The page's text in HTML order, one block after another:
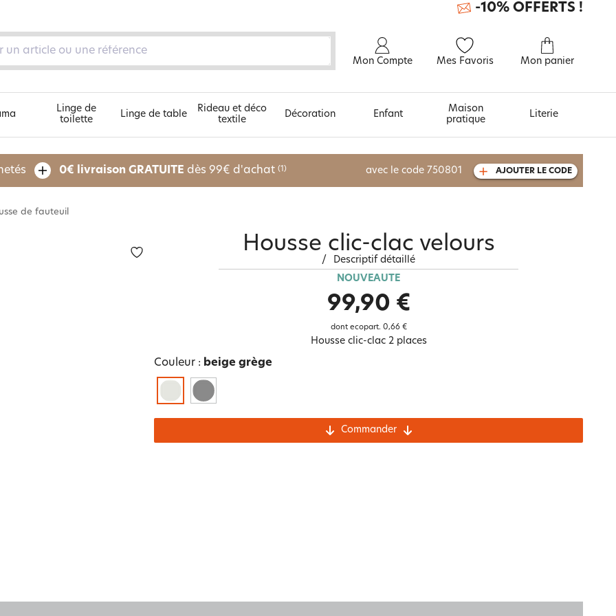
Mon Compte Mes Favoris Mon panier
-10% OFFERTS !
Découvrez nos 5 univers
Féminité et poésie
À découvrir aussi
Urban et arty
Linge de
toilette
Linge de table
Rideau et déco
textile
Décoration Enfant
Maison
pratique
Literie
0€ livraison GRATUITE dès 99€ d'achat (1) avec le code 750801 AJOUTER LE CODE
de fauteuil
Housse clic-clac velours
/
Descriptif détaillé
NOUVEAUTÉ
99,90 €
dont ecopart. 0,66 €
Housse clic-clac 2 places
Couleur : beige grège
Commander